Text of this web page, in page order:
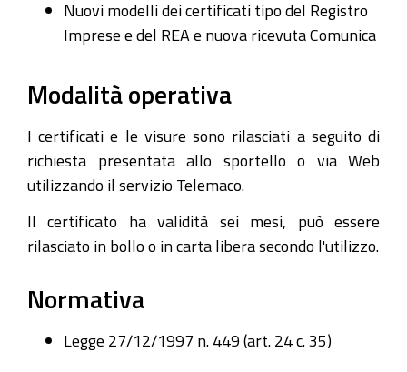
Nuovi modelli dei certificati tipo del Registro
Imprese e del REA e nuova ricevuta Comunica
Modalità operativa
I certificati e le visure sono rilasciati a seguito di
richiesta presentata allo sportello o via Web
utilizzando il servizio Telemaco.
Il certificato ha validità sei mesi, può essere
rilasciato in bollo o in carta libera secondo l'utilizzo.
Normativa
Legge 27/12/1997 n. 449 (art. 24 c. 35)